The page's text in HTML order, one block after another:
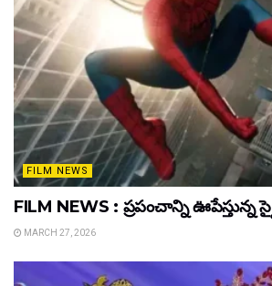
FILM NEWS
FILM NEWS : ప్రపంచాన్ని
MARCH 27, 2026